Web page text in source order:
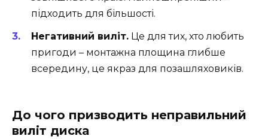
підходить для більшості.
Негативний виліт. Це для тих, хто любить
пригоди – монтажна площина глибше
всередину, це якраз для позашляховиків.
До чого призводить неправильний
виліт диска